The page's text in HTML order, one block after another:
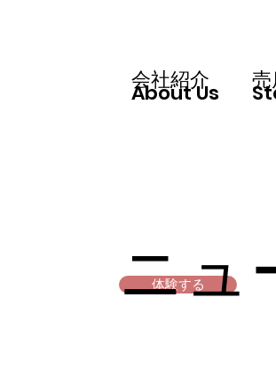
About Us
会社紹介
体験する
ニュ